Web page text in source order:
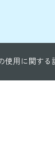
使用に関する